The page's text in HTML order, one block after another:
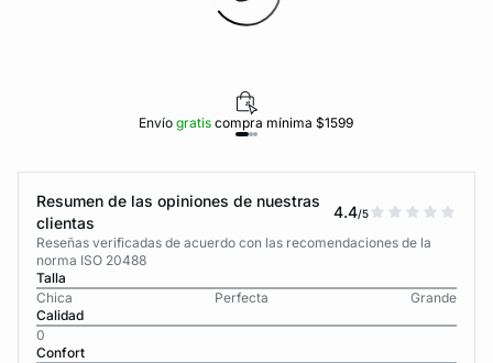
Envíogratiscompra mínima $1599
Resumen de las opiniones de nuestras
clientas
4.4/5
Reseñas verificadas de acuerdo con las recomendaciones de la
norma ISO 20488
Talla
Chica
Perfecta
Grande
Calidad
0
Confort